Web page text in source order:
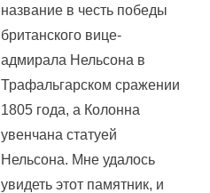
название в честь победы
британского вице-
адмирала Нельсона в
Трафальгарском сражении
1805 года, а Колонна
увенчана статуей
Нельсона. Мне удалось
увидеть этот памятник, и